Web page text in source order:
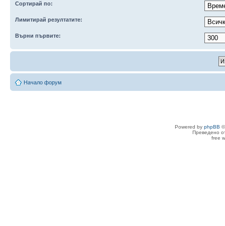
Сортирай по:
Лимитирай резултатите:
Върни първите:
Начало форум
Powered by phpBB
Преведено
free